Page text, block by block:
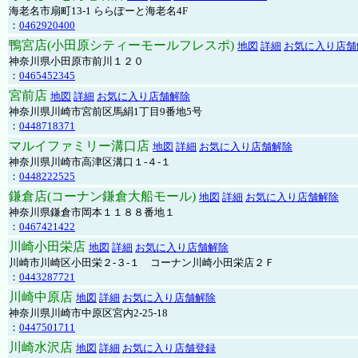
海老名市扇町13-1 ららぽーと海老名4F
： 0462920400
鴨宮店(小田原シティーモールフレスポ) 地図 詳細 お気に入り店
神奈川県小田原市前川１２０
： 0465452345
宮前店 地図 詳細 お気に入り店舗解除
神奈川県川崎市宮前区馬絹1丁目9番地5号
： 0448718371
マルイファミリー溝口店 地図 詳細 お気に入り店舗解除
神奈川県川崎市高津区溝口１-４-１
： 0448222525
鎌倉店(コーナン鎌倉大船モール) 地図 詳細 お気に入り店舗解除
神奈川県鎌倉市岡本１１８８番地１
： 0467421422
川崎小田栄店 地図 詳細 お気に入り店舗解除
川崎市川崎区小田栄２‐３‐１ コーナン川崎小田栄店２Ｆ
： 0443287721
川崎中原店 地図 詳細 お気に入り店舗解除
神奈川県川崎市中原区宮内2-25-18
： 0447501711
川崎水沢店 地図 詳細 お気に入り店舗登録